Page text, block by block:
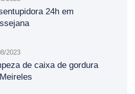
24h em
2023
de caixa de gordura